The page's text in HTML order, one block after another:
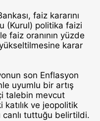
faiz kararını
(Kurul) politika faizi
faiz oranının yüzde
karar
son Enflasyon
uyumlu bir artış
talebin mevcut
ve jeopolitik
canlı tuttuğu belirtildi.